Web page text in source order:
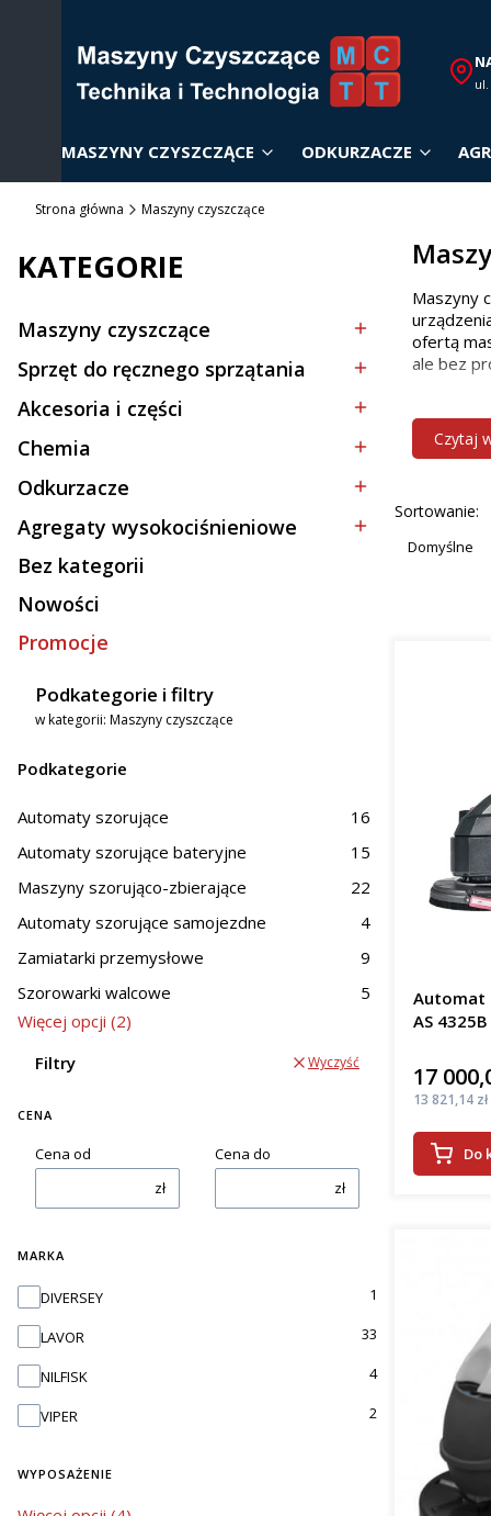
MASZYNY CZYSZCZĄCE ODKURZACZE
Strona główna Maszyny czyszczące
KATEGORIE
Kategoria - Maszyny czyszczące
Maszyny czyszczące
Kategoria - Sprzęt do ręcznego sprzątania
Sprzęt do ręcznego sprzątania
Kategoria - Akcesoria i części
Akcesoria i części
Kategoria - Chemia
Chemia
Kategoria - Odkurzacze
Odkurzacze
Kategoria - Agregaty wysokociśnieniowe
Agregaty wysokociśnieniowe
Kategoria - Bez kategorii
Bez kategorii
Nowości
Promocje
Podkategorie i filtry
w kategorii: Maszyny czyszczące
Podkategorie
Automaty szorujące
16
Automaty szorujące bateryjne
15
Maszyny szorująco-zbierające
22
Automaty szorujące samojezdne
4
Zamiatarki przemysłowe
9
Szorowarki walcowe
5
Więcej opcji (2)
Filtry
Wyczyść
CENA
Cena od
zł
Cena do
zł
MARKA
Marka
DIVERSEY 1
LAVOR 33
NILFISK 4
VIPER 2
WYPOSAŻENIE
Maszyny
ofertą
ale bez
Wybór
Na
woj.
woj.
pady
zbiera
wieloma
Czytaj
Lista
Sortowanie:
Domyślne
Automat
AS 4325B
Cena
17
Cena
13 821,14 zł
Do